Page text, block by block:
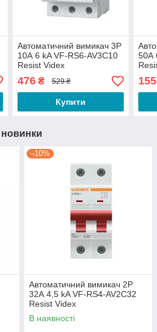
Автоматичний вимикач 3P
10А 6 kA VF-RS6-AV3C10
Resist Videx
476₴ 529 ₴
Купити
50А
155
новинки
–10%
Автоматичний вимикач 2Р
32А 4,5 kA VF-RS4-AV2C32
Resist Videx
В наявності